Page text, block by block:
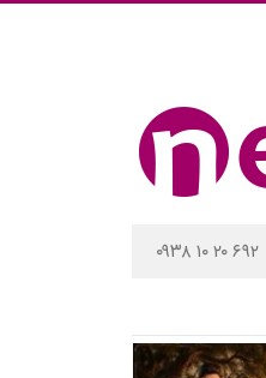
۰۹۳۸ ۱۰ ۲۰ ۶۹۲